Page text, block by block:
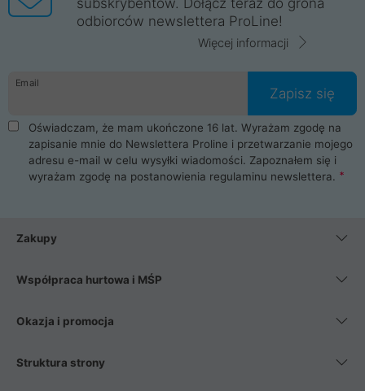
odbiorców newslettera ProLine!
Więcej informacji
Email
Zapisz się
Oświadczam, że mam ukończone 16 lat. Wyrażam zgodę na
zapisanie mnie do Newslettera Proline i przetwarzanie mojego
adresu e-mail w celu wysyłki wiadomości. Zapoznałem się i
wyrażam zgodę na postanowienia regulaminu newslettera.
Zakupy
Współpraca hurtowa i MŚP
Okazja i promocja
Struktura strony